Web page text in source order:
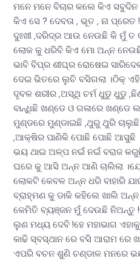
ମନେ ମନେ ବିଚାର କଲେ କିଏ
କିଏ ସେ ? ଦେବତା , ଭୂତ , ନା
ଦୁଃଖୀ ,ଦରିଦ୍ର ଆଉ ନେଉଛି କି ମୁଁ ତ
ଲୋକ କୁ ଧରିବି କିଏ ମୋ ଅନ୍ନ
ଭାବି ବିପ୍ର ଶୀଘ୍ର ରୋଷେଇ
ଦେଇ ଭିତରେ ଲୁଚି ବସିଗଲା ।ଠିକ୍
ଦୃବଳ ଶରୀର ,ଅସ୍ଥି ଚର୍ମ ଧୁଡୁ ଧୁଡୁ
ବାନ୍ଧିଛି ଖଣ୍ଡେ ଓ ଗଳାରେ ଖଣ୍ଡେ
ମୁଣ୍ଡରେ ମୁଣ୍ଡାଇଛି ,ଥୁରୁ ଥୁରି
,ଆକ୍ଷିର ପାଣିକି ପୋଛି ପୋଛି ଆସୁଛି
ଭୟ ଥାଇ ଅଳ୍ପ ନଇଁ ନଇଁ ବରାଜ
ଘରେ କୁ ଆସି ଅନ୍ନ ଆଣି ଚାଲିଲା
ଲୋକଟି କେବଳ ଅନ୍ନ ଧରି ବାହାରି
ବ୍ରାହ୍ମଣ କୁ ଡାକି କହିଲେ ଖାଲି
କେମିତି ବ୍ୟଞ୍ଜନ ମୁଁ ଦେଉଛି ନିଅନ୍ତୁ
ଲୁଣ ମଧ୍ୟ ଦେବି !ହେ ମହାଭାଗ
କାଢି ସ୍ବସ୍ଥାନ ରେ ବସି ଆରାମ ରେ
ଏପରି ବଚନ ଶୁଣି ଚଣ୍ଡାଳ ମନରେ